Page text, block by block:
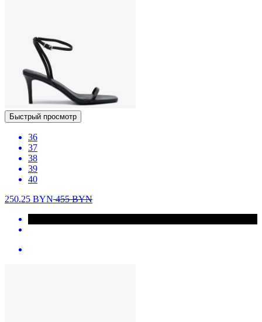
Быстрый просмотр
36
37
38
39
40
250.25 BYN455BYN